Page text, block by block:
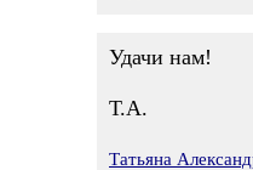
Удачи нам!
Т.А.
Татьяна